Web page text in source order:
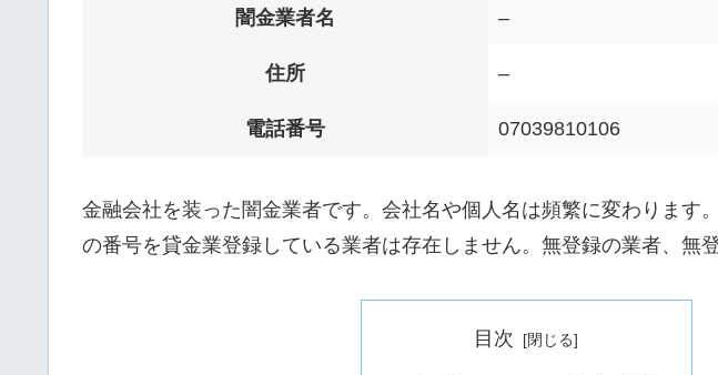
闇金業者名 –
住所 –
電話番号 07039810106
金融会社を装った闇金業者です。会社名や個人名は頻繁に変わります
の番号を貸金業登録している業者は存在しません。無登録の業者、無
目次